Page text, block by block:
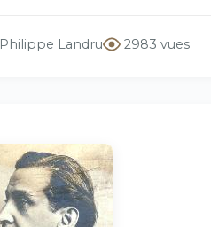
Philippe Landru 2983 vues